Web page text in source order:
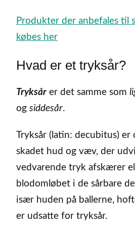
Produkter der anbefales til
købes her
Hvad er et tryksår?
Tryksår er det samme som
og siddesår.
Tryksår (latin: decubitus) er
skadet hud og væv, der
vedvarende tryk afskærer
blodomløbet i de sårbare
især huden på ballerne,
er udsatte for tryksår.